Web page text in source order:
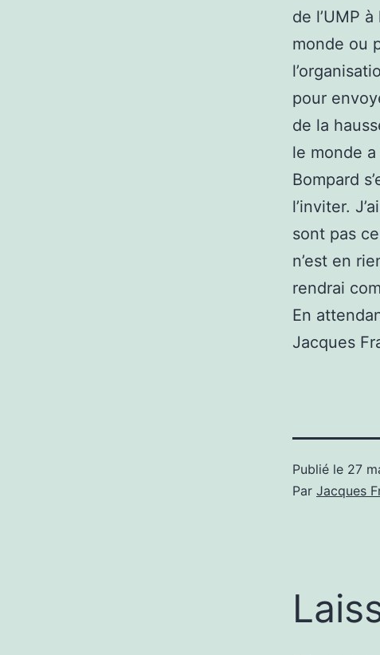
de l’UMP
monde ou
pour
de la
le monde
Bompard
l’inviter.
sont pas
n’est en
rendrai
En
Jacques
Publié le 27
Par Jacques